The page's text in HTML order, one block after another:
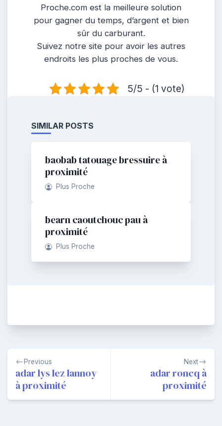
Proche.com est la meilleure solution
pour gagner du temps, d’argent et bien
sûr du carburant.
Suivez notre site pour avoir les autres
endroits les plus proches de vous.
5/5 - (1 vote)
SIMILAR POSTS
baobab tatouage bressuire à
proximité
Plus Proche
bearn caoutchouc pau à
proximité
Plus Proche
Navigation
de
l’article
Previous
adar lys lez lannoy
à proximité
Next
adar roncq à
proximité